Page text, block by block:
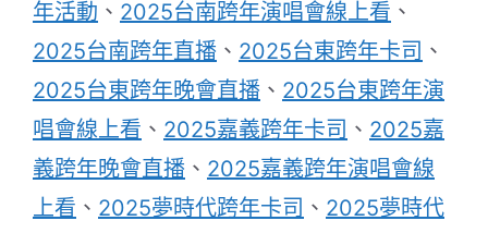
年活動 、 2025台南跨年演唱會線上看 、
2025台南跨年直播 、 2025台東跨年卡司 、
2025台東跨年晚會直播 、 2025台東跨年演
唱會線上看 、 2025嘉義跨年卡司 、 2025嘉
義跨年晚會直播 、 2025嘉義跨年演唱會線
上看 、 2025夢時代跨年卡司 、 2025夢時代